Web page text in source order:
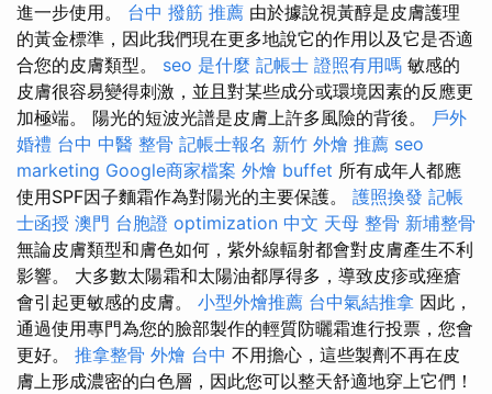
進一步使用。 台中 撥筋 推薦 由於據說視黃醇是皮膚護理
的黃金標準，因此我們現在更多地說它的作用以及它是否適
合您的皮膚類型。 seo 是什麼 記帳士 證照有用嗎 敏感的
皮膚很容易變得刺激，並且對某些成分或環境因素的反應更
加極端。 陽光的短波光譜是皮膚上許多風險的背後。 戶外
婚禮 台中 中醫 整骨 記帳士報名 新竹 外燴 推薦 seo
marketing Google商家檔案 外燴 buffet 所有成年人都應
使用SPF因子麵霜作為對陽光的主要保護。 護照換發 記帳
士函授 澳門 台胞證 optimization 中文 天母 整骨 新埔整骨
無論皮膚類型和膚色如何，紫外線輻射都會對皮膚產生不利
影響。 大多數太陽霜和太陽油都厚得多，導致皮疹或痤瘡
會引起更敏感的皮膚。 小型外燴推薦 台中氣結推拿 因此，
通過使用專門為您的臉部製作的輕質防曬霜進行投票，您會
更好。 推拿整骨 外燴 台中 不用擔心，這些製劑不再在皮
膚上形成濃密的白色層，因此您可以整天舒適地穿上它們！